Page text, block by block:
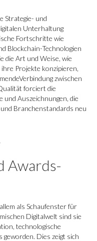
Strategie- und
Unterhaltung
Fortschritte wie
Blockchain-Technologien
die Art und Weise, wie
Projekte konzipieren,
zwischen
forciert die
Auszeichnungen, die
Branchenstandards neu
Awards-
als Schaufenster für
Digitalwelt sind sie
technologische
geworden. Dies zeigt sich